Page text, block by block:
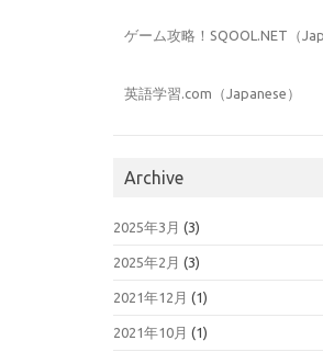
ゲーム攻略！SQOOL.NET（
英語学習.com（Japanese）
Archive
2025年3月 (3)
2025年2月 (3)
2021年12月 (1)
2021年10月 (1)